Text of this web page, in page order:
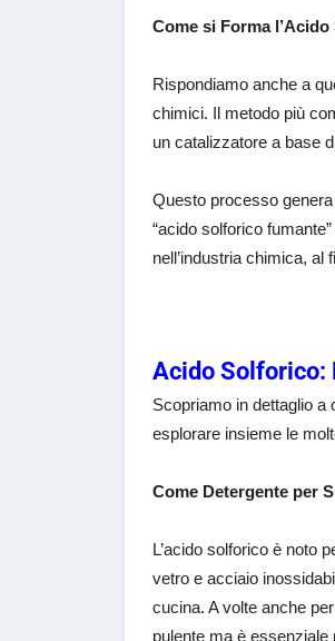
Come si Forma
Rispondiamo anche a
chimici. Il metodo più
un catalizzatore a base
Questo processo
“acido solforico
nell’industria chimica,
Acido Solforico:
Scopriamo in dettaglio a
esplorare insieme le
Come Detergente per
L’acido solforico è noto
vetro e acciaio
cucina. A volte anche
pulente ma è essenziale